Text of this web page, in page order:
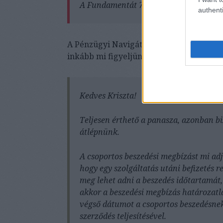
A Fundamentát 7 mérföldes ívben
A Pénzügyi Navigátor Tanácsadó
inkább mi figyeljünk oda a beszedési
Kedves Kriszta!
Teljesen érthető a panasza, azonban
átlépnünk.
A csoportos beszedési megbízást mi
hogy egy szolgáltatás utáni befizetés
meg lehet adni a beszedés
akkor a beszedési megbízás
végső dátumot a csoportos
szerződés teljesítésével.